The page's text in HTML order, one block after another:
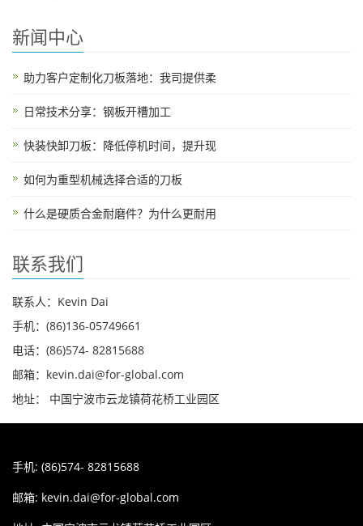
新闻中心
助力客户定制化刀板落地：我司提供柔
日常技术分享：钢板开槽加工
快装快卸刀板：降低停机时间，提升现
如何为重型机械选择合适的刀板
什么是硬质合金耐磨件？为什么更耐用
联系我们
联系人：Kevin Dai
手机：(86)136-05749661
电话：(86)574- 82815688
邮箱：kevin.dai@for-global.com
地址： 中国宁波市云龙镇荷花桥工业园区
手机: (86)574- 82815688
邮箱: kevin.dai@for-global.com